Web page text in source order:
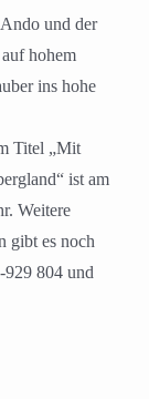
und der
hohem
ins hohe
Titel „Mit
ist am
Weitere
gibt es noch
804 und